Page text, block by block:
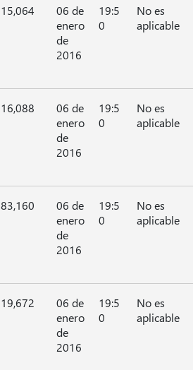
15,064
06 de
enero
de
2016
19:5
0
No es
aplicable
16,088
06 de
enero
de
2016
19:5
0
No es
aplicable
83,160
06 de
enero
de
2016
19:5
0
No es
aplicable
19,672
06 de
enero
de
2016
19:5
0
No es
aplicable